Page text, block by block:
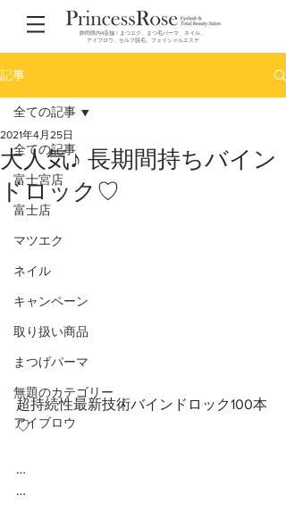
静岡県内4店舗！まつエク、まつ毛パーマ、ネイル、
アイブロウ、セルフ脱毛、フェイシャルエステ
記事
全ての記事
富士宮店
富士店
マツエク
ネイル
キャンペーン
取り扱い商品
まつげパーマ
無題のカテゴリー
アイブロウ
全ての記事
大人気♪ 長期間持ちバイン
ドロック♡
2021年4月25日
超持続性最新技術バインドロック100本
♡
…
…